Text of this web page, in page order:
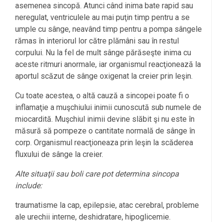
asemenea sincopă. Atunci când inima bate rapid sau
neregulat, ventriculele au mai puţin timp pentru a se
umple cu sânge, neavând timp pentru a pompa sângele
rămas în interiorul lor către plămâni sau în restul
corpului. Nu la fel de mult sânge părăseşte inima cu
aceste ritmuri anormale, iar organismul reacţionează la
aportul scăzut de sânge oxigenat la creier prin leşin.
Cu toate acestea, o altă cauză a sincopei poate fi o
inflamaţie a muşchiului inimii cunoscută sub numele de
miocardită. Muşchiul inimii devine slăbit şi nu este în
măsură să pompeze o cantitate normală de sânge în
corp. Organismul reacţioneaza prin leşin la scăderea
fluxului de sânge la creier.
Alte situaţii sau boli care pot determina sincopa
include:
traumatisme la cap, epilepsie, atac cerebral, probleme
ale urechii interne, deshidratare, hipoglicemie.